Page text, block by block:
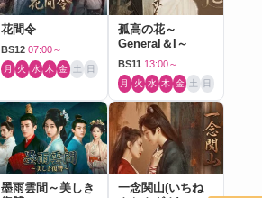
花間令
BS12 07:00～
月 火 水 木 金 土 日
孤高の花～
General＆I～
BS11 13:00～
月 火 水 木 金 土 日
墨雨雲間～美しき
一念関山(いちね